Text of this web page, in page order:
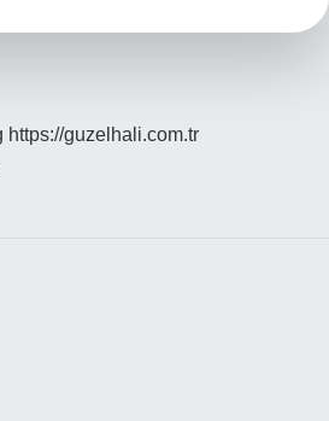
https://guzelhali.com.tr